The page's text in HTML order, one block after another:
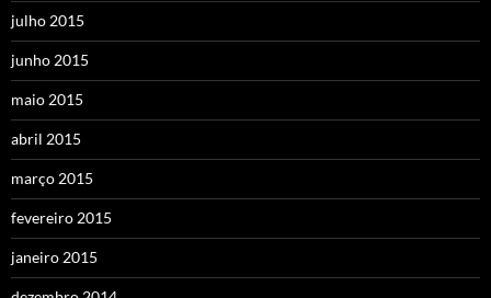
julho 2015
junho 2015
maio 2015
abril 2015
março 2015
fevereiro 2015
janeiro 2015